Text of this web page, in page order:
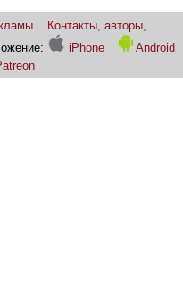
Контакты, авторы,
iPhone
Android